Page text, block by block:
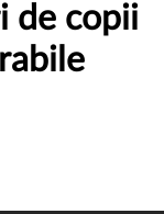
de copii